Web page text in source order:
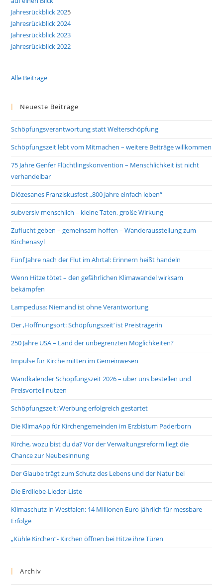
Jahresrückblick 2025
Jahresrückblick 2024
Jahresrückblick 2023
Jahresrückblick 2022
Alle Beiträge
Neueste Beiträge
Schöpfungsverantwortung statt Welterschöpfung
Schöpfungszeit lebt vom Mitmachen – weitere Beiträge willkommen
75 Jahre Genfer Flüchtlingskonvention – Menschlichkeit ist nicht
verhandelbar
Diözesanes Franziskusfest „800 Jahre einfach leben“
subversiv menschlich – kleine Taten, große Wirkung
Zuflucht geben – gemeinsam hoffen – Wanderausstellung zum
Kirchenasyl
Fünf Jahre nach der Flut im Ahrtal: Erinnern heißt handeln
Wenn Hitze tötet – den gefährlichen Klimawandel wirksam
bekämpfen
Lampedusa: Niemand ist ohne Verantwortung
Der ‚Hoffnungsort: Schöpfungszeit‘ ist Preisträgerin
250 Jahre USA – Land der unbegrenzten Möglichkeiten?
Impulse für Kirche mitten im Gemeinwesen
Wandkalender Schöpfungszeit 2026 – über uns bestellen und
Preisvorteil nutzen
Schöpfungszeit: Werbung erfolgreich gestartet
Die KlimaApp für Kirchengemeinden im Erzbistum Paderborn
Kirche, wozu bist du da? Vor der Verwaltungsreform liegt die
Chance zur Neubesinnung
Der Glaube trägt zum Schutz des Lebens und der Natur bei
Die Erdliebe-Lieder-Liste
Klimaschutz in Westfalen: 14 Millionen Euro jährlich für messbare
Erfolge
„Kühle Kirchen“- Kirchen öffnen bei Hitze ihre Türen
Archiv